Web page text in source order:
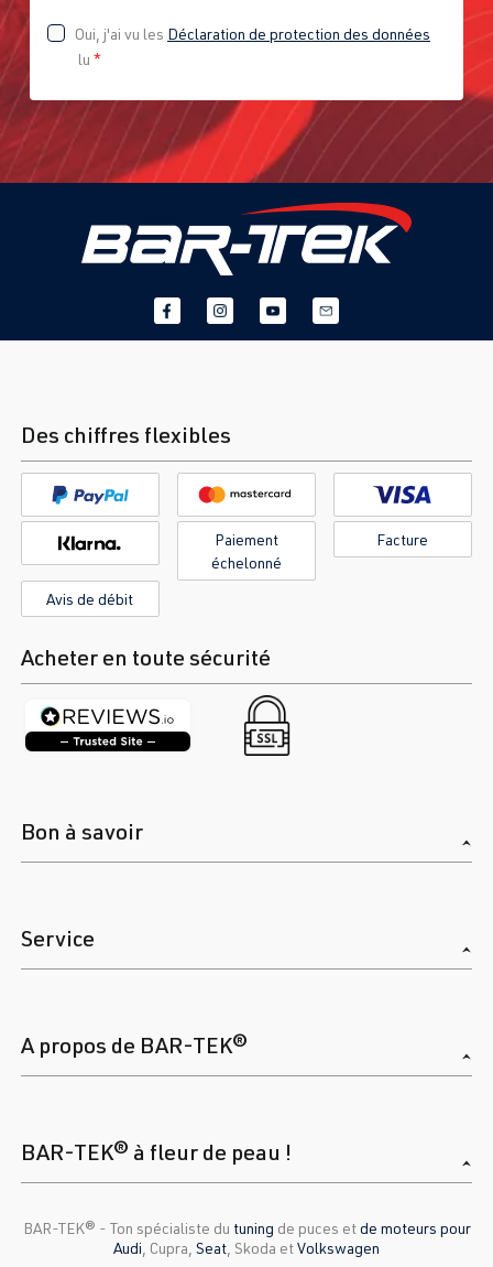
Oui, j'ai vu les Déclaration de protection des données
lu *
Des chiffres flexibles
Paiement
échelonné
Facture
Avis de débit
Acheter en toute sécurité
Bon à savoir
Service
A propos de BAR-TEK®
BAR-TEK® à fleur de peau !
BAR-TEK®️ - Ton spécialiste du tuning de puces etde moteurs pour
Audi , Cupra, Seat , Skoda etVolkswagen